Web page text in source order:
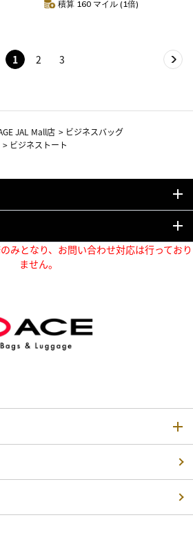
積算 160 マイル (1倍)
1 2 3
JAL Mall店 > ビジネスバッグ
> ビジネストート
みとなり、お問い合わせ対応は行っており
ません。